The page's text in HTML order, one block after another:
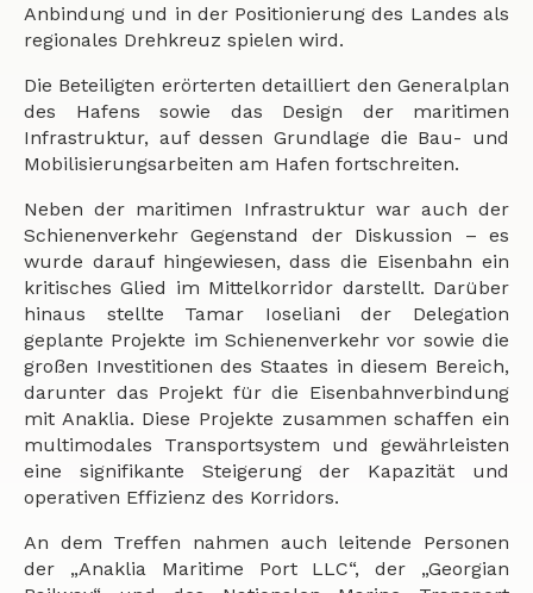
Anbindung und in der Positionierung des Landes als
regionales Drehkreuz spielen wird.
Die Beteiligten erörterten detailliert den Generalplan
des Hafens sowie das Design der maritimen
Infrastruktur, auf dessen Grundlage die Bau- und
Mobilisierungsarbeiten am Hafen fortschreiten.
Neben der maritimen Infrastruktur war auch der
Schienenverkehr Gegenstand der Diskussion – es
wurde darauf hingewiesen, dass die Eisenbahn ein
kritisches Glied im Mittelkorridor darstellt. Darüber
hinaus stellte Tamar Ioseliani der Delegation
geplante Projekte im Schienenverkehr vor sowie die
großen Investitionen des Staates in diesem Bereich,
darunter das Projekt für die Eisenbahnverbindung
mit Anaklia. Diese Projekte zusammen schaffen ein
multimodales Transportsystem und gewährleisten
eine signifikante Steigerung der Kapazität und
operativen Effizienz des Korridors.
An dem Treffen nahmen auch leitende Personen
der „Anaklia Maritime Port LLC“, der „Georgian